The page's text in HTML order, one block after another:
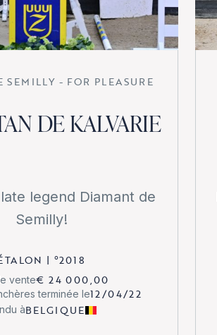
SEMILLY - FOR PLEASURE
DE KALVARIE
legend Diamant de
Semilly!
| °2018
vente€ 24 000,00
terminée le12/04/22
àBELGIQUE